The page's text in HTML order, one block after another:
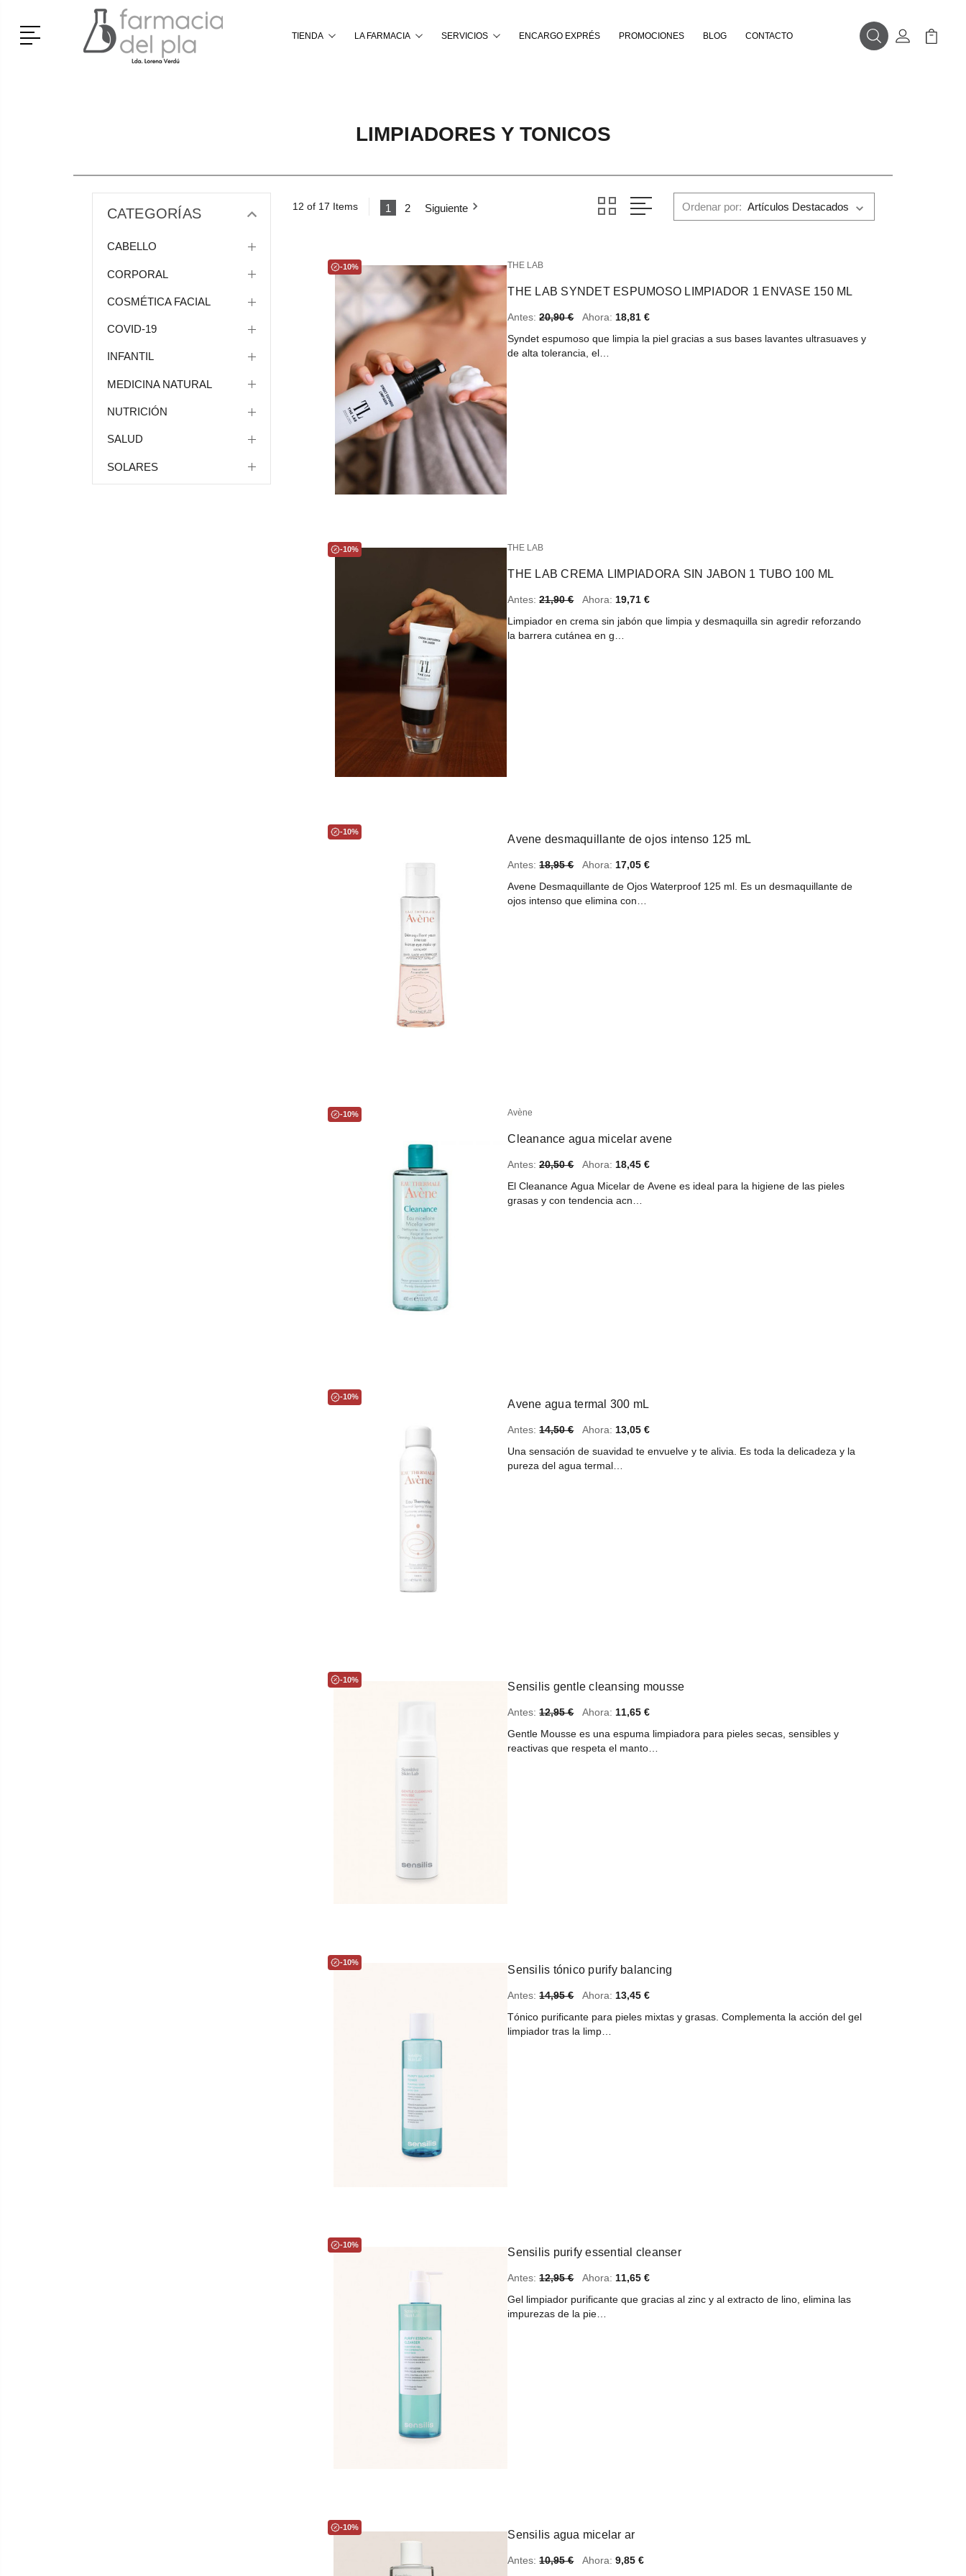
Menú TIENDA LA FARMACIA SERVICIOS ENCARGO EXPRÉS PROMOCIONES BLOG CONTACTO BuscarMi Cuenta
Mi
LIMPIADORES Y TONICOS
CATEGORÍAS
CABELLO
CORPORAL
COSMÉTICA FACIAL
COVID-19
INFANTIL
MEDICINA NATURAL
NUTRICIÓN
SALUD
SOLARES
12 of 17 Items 1 2 Siguiente Ordenar por:
-10% THE LAB
THE LAB SYNDET ESPUMOSO LIMPIADOR 1 ENVASE 150 ML
Ahora: 18,81 €
Antes: 20,90 €
Syndet espumoso que limpia la piel gracias a sus bases lavantes ultrasuaves y
de alta tolerancia, el…
-10% THE LAB
THE LAB CREMA LIMPIADORA SIN JABON 1 TUBO 100 ML
Ahora: 19,71 €
Antes: 21,90 €
Limpiador en crema sin jabón que limpia y desmaquilla sin agredir reforzando
la barrera cutánea en g…
-10%
Avene desmaquillante de ojos intenso 125 mL
Ahora: 17,05 €
Antes: 18,95 €
Avene Desmaquillante de Ojos Waterproof 125 ml. Es un desmaquillante de
ojos intenso que elimina con…
-10% Avène
Cleanance agua micelar avene
Ahora: 18,45 €
Antes: 20,50 €
El Cleanance Agua Micelar de Avene es ideal para la higiene de las pieles
grasas y con tendencia acn…
-10%
Avene agua termal 300 mL
Ahora: 13,05 €
Antes: 14,50 €
Una sensación de suavidad te envuelve y te alivia. Es toda la delicadeza y la
pureza del agua termal…
-10%
Sensilis gentle cleansing mousse
Ahora: 11,65 €
Antes: 12,95 €
Gentle Mousse es una espuma limpiadora para pieles secas, sensibles y
reactivas que respeta el manto…
-10%
Sensilis tónico purify balancing
Ahora: 13,45 €
Antes: 14,95 €
Tónico purificante para pieles mixtas y grasas. Complementa la acción del gel
limpiador tras la limp…
-10%
Sensilis purify essential cleanser
Ahora: 11,65 €
Antes: 12,95 €
Gel limpiador purificante que gracias al zinc y al extracto de lino, elimina las
impurezas de la pie…
-10%
Sensilis agua micelar ar
Ahora: 9,85 €
Antes: 10,95 €